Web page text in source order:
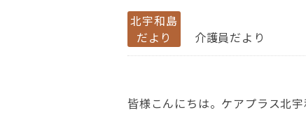
北宇和島
だより
介護員だより
皆様こんにちは。ケアプラス北宇